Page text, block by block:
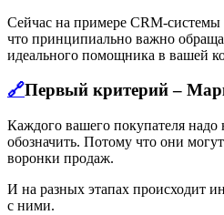
Сейчас на примере CRM-системы
что принципиально важно
идеального помощника в вашей
🔗Первый критерий –
Каждого вашего покупателя
обозначить. Потому что они
воронки продаж.
И на разных этапах происходит
с ними.